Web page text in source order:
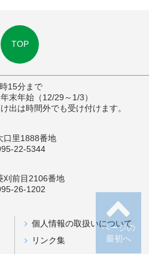
ページの
最初へ
TOP
15分まで
末年始（12/29～1/3）
出は時間外でも受け付けます。
里1888番地
22-5344
前目2106番地
26-1202
個人情報の取扱いについて
リンク集